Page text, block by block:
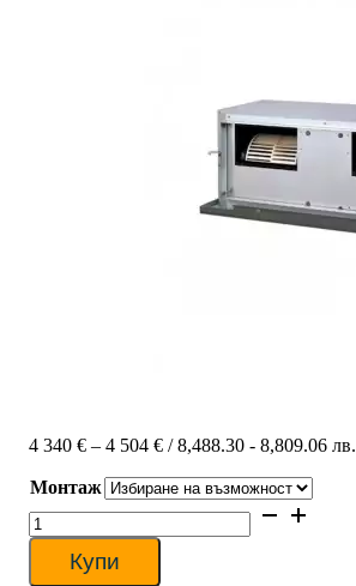
4 340 € – 4 504 €Price
4
340 €
/ 8,488.30 - 8,809.06 лв.
Монтаж
количество
за
Канален
климатик
Купи